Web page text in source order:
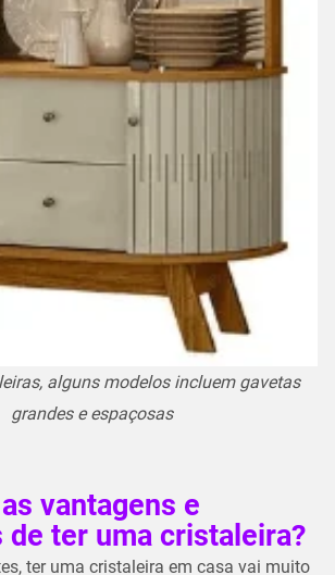
alguns modelos incluem gavetas
grandes e espaçosas
vantagens e
ter uma cristaleira?
ter uma cristaleira em casa vai muito